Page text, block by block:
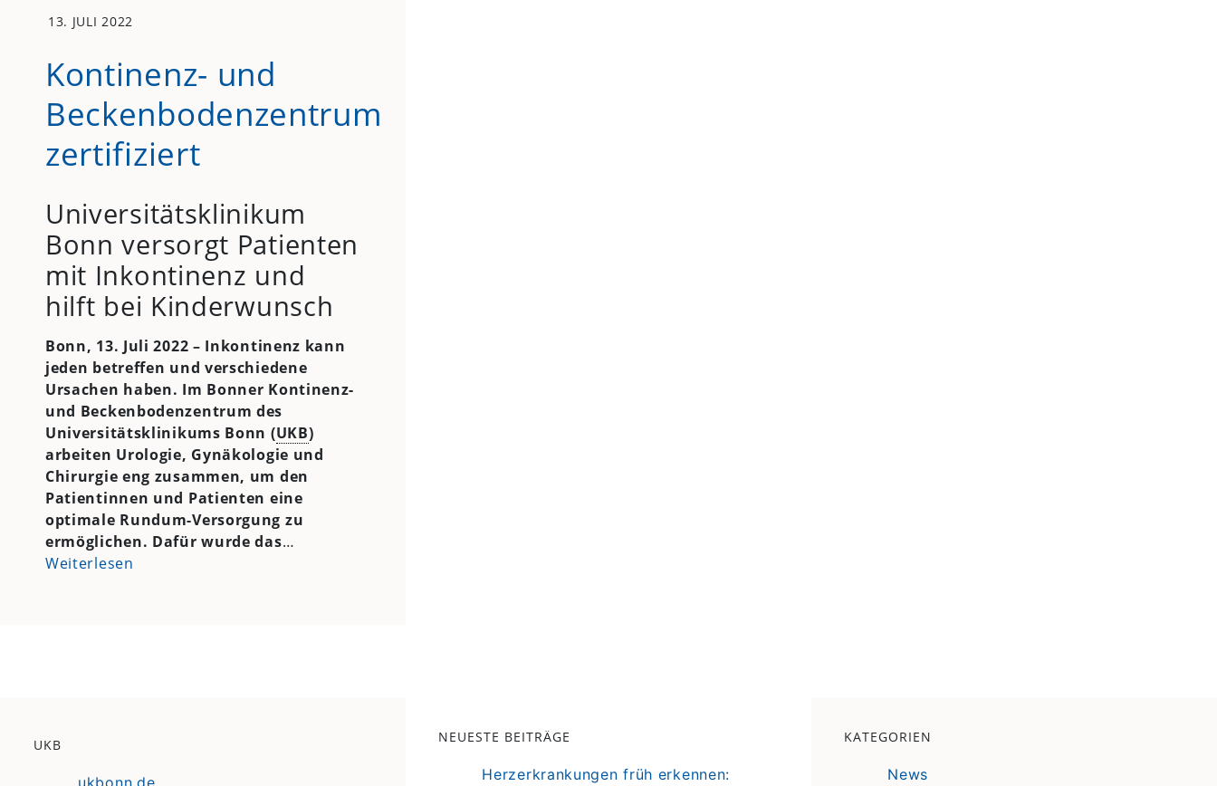
13. JULI 2022
Kontinenz- und
Beckenbodenzentrum
zertifiziert
Universitätsklinikum
Bonn versorgt Patienten
mit Inkontinenz und
hilft bei Kinderwunsch
Bonn, 13. Juli 2022 – Inkontinenz kann
jeden betreffen und verschiedene
Ursachen haben. Im Bonner Kontinenz-
und Beckenbodenzentrum des
Universitätsklinikums Bonn (UKB)
arbeiten Urologie, Gynäkologie und
Chirurgie eng zusammen, um den
Patientinnen und Patienten eine
optimale Rundum-Versorgung zu
ermöglichen. Dafür wurde das…
Weiterlesen
UKB
ukbonn.de
NEUESTE BEITRÄGE
Herzerkrankungen früh erkennen:
KATEGORIEN
News